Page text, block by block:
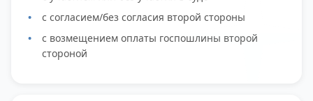
с согласием/без согласия второй стороны
с возмещением оплаты госпошлины второй
стороной